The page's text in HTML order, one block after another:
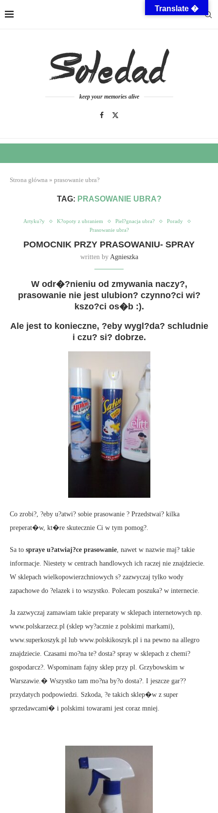
keep your memories alive
Strona główna » prasowanie ubra?
TAG: PRASOWANIE UBRA?
Artyku?y K?opoty z ubraniem Piel?gnacja ubra?
Porady
Prasowanie ubra?
POMOCNIK PRZY PRASOWANIU- SPRAY
written by Agnieszka
W odr�?nieniu od zmywania naczy?,
prasowanie nie jest ulubion? czynno?ci wi?
kszo?ci os�b :).
Ale jest to konieczne, ?eby wygl?da? schludnie
i czu? si? dobrze.
Co zrobi?, ?eby u?atwi? sobie prasowanie ? Przedstwai? kilka
preperat�w, kt�re skutecznie Ci w tym pomog?.
Sa to spraye u?atwiaj?ce prasowanie, nawet w nazwie maj? takie
informacje. Niestety w centrach handlowych ich raczej nie znajdziecie.
W sklepach wielkopowierzchniowych s? zazwyczaj tylko wody
zapachowe do ?elazek i to wszystko. Polecam poszuka? w internecie.
Ja zazwyczaj zamawiam takie preparaty w sklepach internetowych np.
www.polskarzecz.pl (sklep wy?acznie z polskimi markami),
www.superkoszyk.pl lub www.polskikoszyk.pl i na pewno na allegro
znajdziecie. Czasami mo?na te? dosta? spray w sklepach z chemi?
gospodarcz?. Wspominam fajny sklep przy pl. Grzybowskim w
Warszawie.� Wszystko tam mo?na by?o dosta?. I jeszcze gar??
przydatych podpowiedzi. Szkoda, ?e takich sklep�w z super
sprzedawcami� i polskimi towarami jest coraz mniej.
Translate �